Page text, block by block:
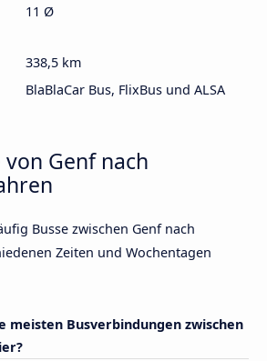
11 Ø
338,5 km
BlaBlaCar Bus, FlixBus und ALSA
Genf nach
Busse zwischen Genf nach
Zeiten und Wochentagen
meisten Busverbindungen zwischen